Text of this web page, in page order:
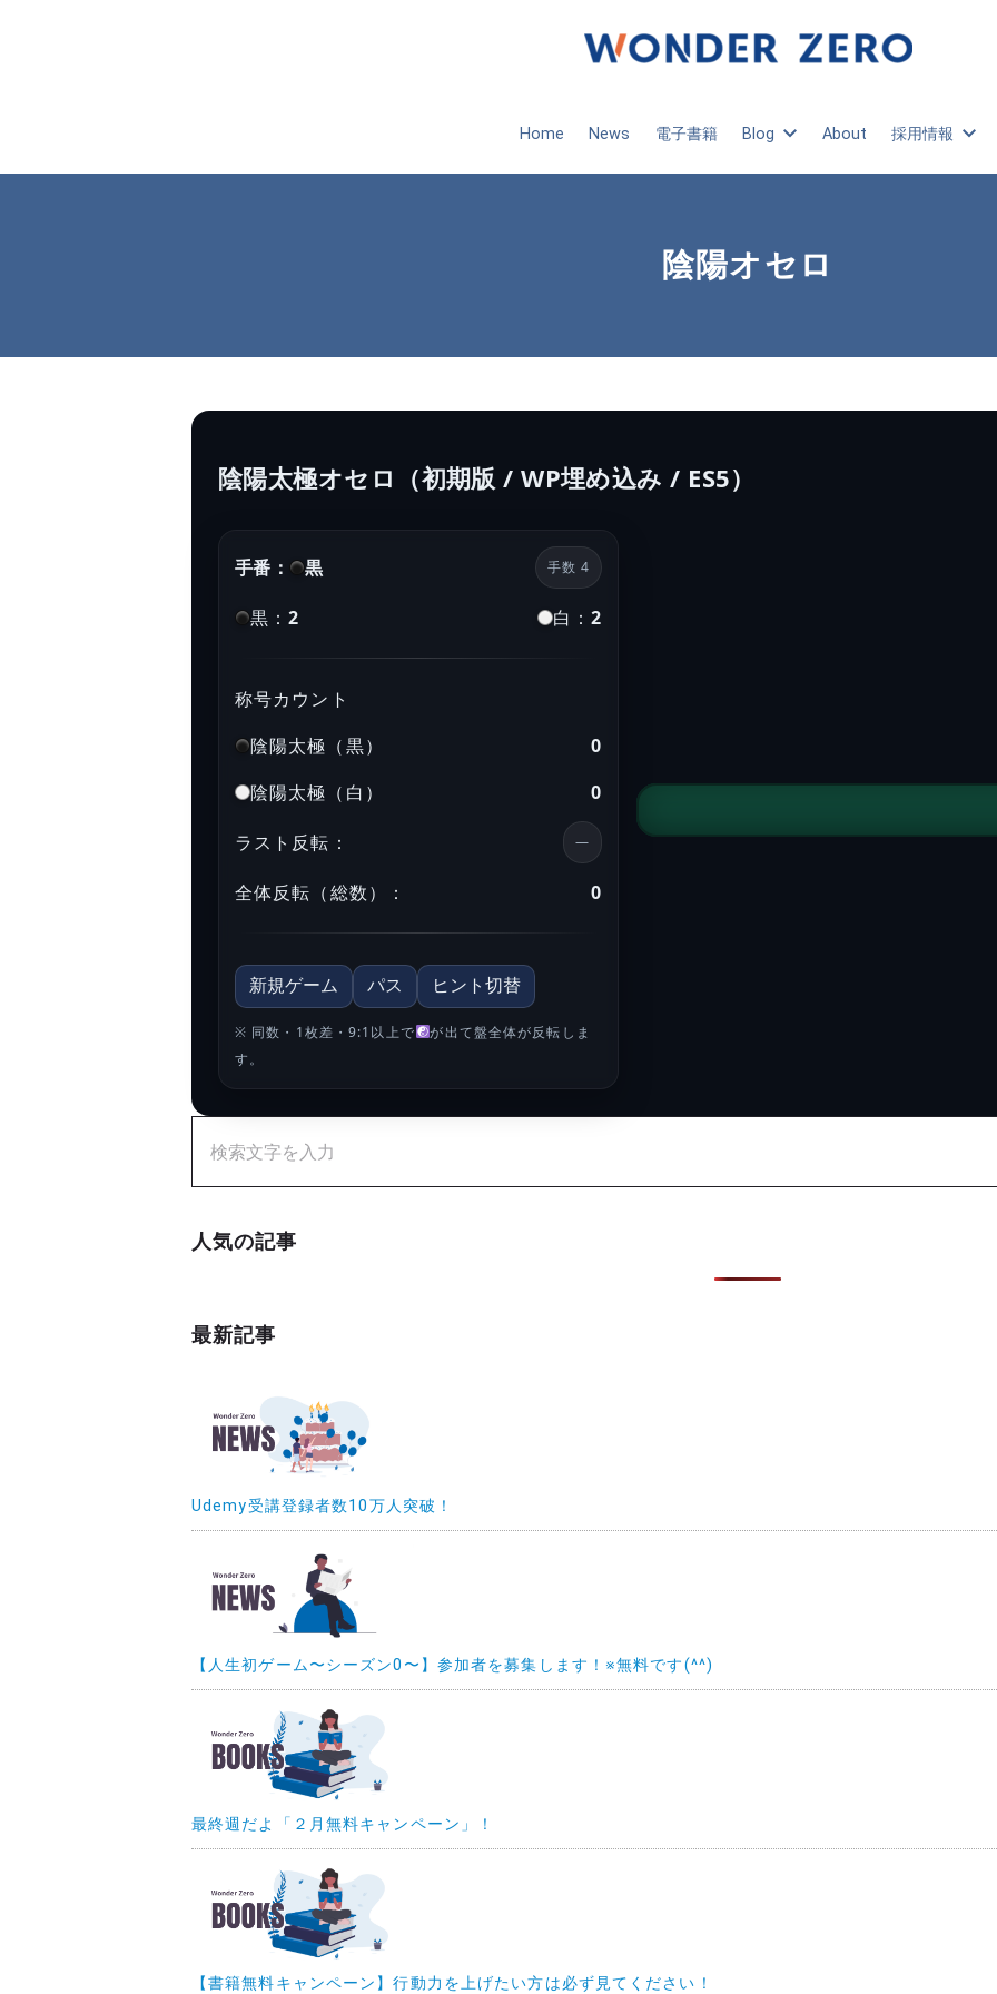
Home News 電子書籍 Blog About 採用情報
陰陽オセロ
陰陽太極オセロ（初期版 / WP埋め込み / ES5）
手番： 黒 手数 4
黒：2 白： 2
称号カウント
陰陽太極（黒）
0
陰陽太極（白）
0
ラスト反転： —
全体反転（総数）： 0
新規ゲーム パス ヒント切替
※ 同数・1枚差・9:1以上で
が出て盤全体が反転しま
す。
人気の記事
最新記事
Udemy受講登録者数10万人突破！
【人生初ゲーム〜シーズン0〜】参加者を募集します！※無料です(^^)
最終週だよ「２月無料キャンペーン」！
【書籍無料キャンペーン】行動力を上げたい方は必ず見てください！